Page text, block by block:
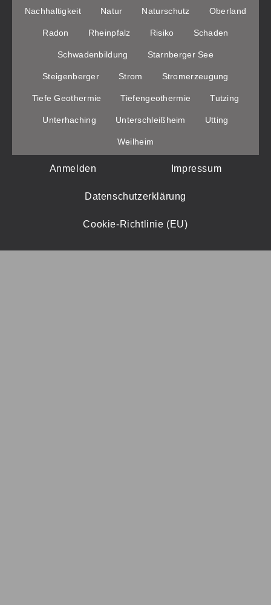
Nachhaltigkeit Natur Naturschutz Oberland
Radon Rheinpfalz Risiko Schaden
Schwadenbildung Starnberger See
Steigenberger Strom Stromerzeugung
Tiefe Geothermie Tiefengeothermie Tutzing
Unterhaching Unterschleißheim Utting
Weilheim
Anmelden Impressum
Datenschutzerklärung
Cookie-Richtlinie (EU)